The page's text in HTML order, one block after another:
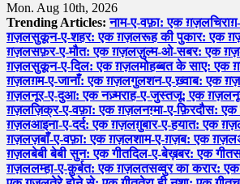
Mon. Aug 10th, 2026
Trending Articles: नाम-ए-वफ़ा: एक ग़ज़ल
ग़ज़लसुकून-ए-शहर: एक ग़ज़लरूह की पुकार: एक
ग़ज़लसफ़र-ए-मौत: एक ग़ज़लज़ुल्म-ओ-सबर: एक
ग़ज़लसुकून-ए-दिल: एक ग़ज़लमोहब्बत के साए: एक
ग़ज़लग़म-ए-जानाँ: एक ग़ज़लगुलशन-ए-ख़्वाब: एक
ग़ज़लनूर-ए-दुआ: एक नज़्मराह-ए-जुस्तजू: एक ग़ज़ल
ग़ज़लज़िक्र-ए-वफ़ा: एक ग़ज़लनग़्मा-ए-फ़िरदौस:
ग़ज़लआइना-ए-दर्द: एक ग़ज़लग़ुबार-ए-हयात: एक
ग़ज़लज़बाँ-ए-वफ़ा: एक ग़ज़लशाम-ए-ग़ज़ब: एक ग़ज़ल
ग़ज़लबेबी बेबी सुन: एक गीतदिल-ए-बेख़बर: एक गीत
ग़ज़ललम्हा-ए-क़ुर्बत: एक ग़ज़लतसव्वुर का करार: